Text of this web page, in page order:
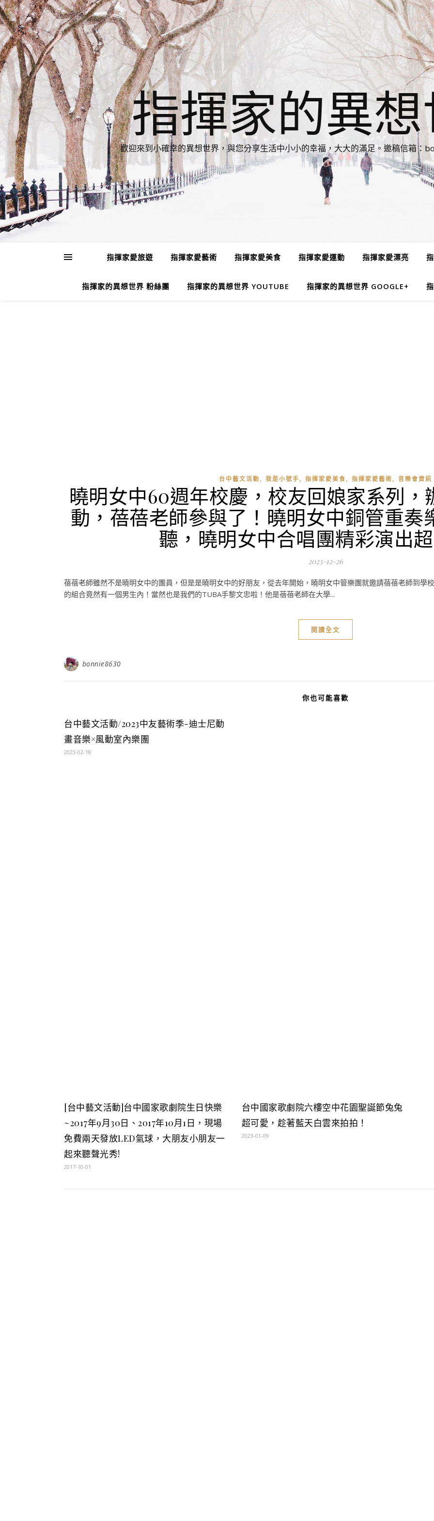
指揮家的異
歡迎來到小確幸的異想世界，與您分享生活中小小的幸福，大大的滿足。邀稿信箱：
指揮家愛旅遊 指揮家愛藝術 指揮家愛美食 指揮家愛運動 指揮家愛漂亮
指揮家的異想世界 粉絲團 指揮家的異想世界 YOUTUBE 指揮家的異想世界 GOOGLE+
台中藝文活動, 我是小號手, 指揮家愛美食, 指揮家愛藝術, 音樂會資訊
曉明女中60週年校慶，校友回娘家系列，
動，蓓蓓老師參與了！曉明女中銅管重奏
聽，曉明女中合唱團精彩演出
2023-12-26
蓓蓓老師雖然不是曉明女中的團員，但是是曉明女中的好朋友，從去年開始，曉明女中管樂團就邀請蓓蓓老師到學
的組合竟然有一個男生內！當然也是我們的TUBA手黎文忠啦！他是蓓蓓老師在大學...
閱讀全文
bonnie8630
你也可能喜歡
台中藝文活動/2023中友藝術季-迪士尼動
畫音樂×風動室內樂團
2023-02-18
[台中藝文活動]台中國家歌劇院生日快樂
~2017年9月30日、2017年10月1日，現場
免費兩天發放LED氣球，大朋友小朋友一
起來聽聲光秀!
2017-10-01
台中國家歌劇院六樓空中花園聖誕節兔兔
超可愛，趁著藍天白雲來拍拍！
2023-01-09